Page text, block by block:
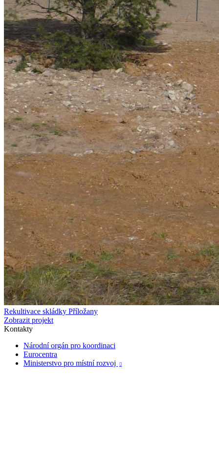
Rekultivace skládky Příložany
Zobrazit projekt
Kontakty
Národní orgán pro koordinaci
Eurocentra
Ministerstvo pro místní rozvoj
